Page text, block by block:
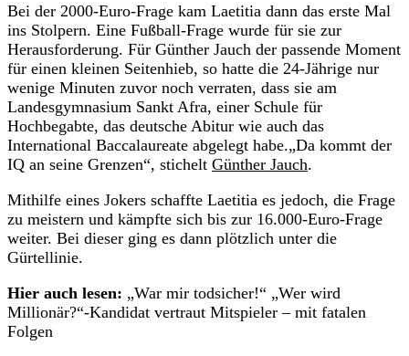
Bei der 2000-Euro-Frage kam Laetitia dann das erste Mal
ins Stolpern. Eine Fußball-Frage wurde für sie zur
Herausforderung. Für Günther Jauch der passende Moment
für einen kleinen Seitenhieb, so hatte die 24-Jährige nur
wenige Minuten zuvor noch verraten, dass sie am
Landesgymnasium Sankt Afra, einer Schule für
Hochbegabte, das deutsche Abitur wie auch das
International Baccalaureate abgelegt habe.„Da kommt der
IQ an seine Grenzen“, stichelt Günther Jauch.
Mithilfe eines Jokers schaffte Laetitia es jedoch, die Frage
zu meistern und kämpfte sich bis zur 16.000-Euro-Frage
weiter. Bei dieser ging es dann plötzlich unter die
Gürtellinie.
Hier auch lesen: „War mir todsicher!“ „Wer wird
Millionär?“-Kandidat vertraut Mitspieler – mit fatalen
Folgen